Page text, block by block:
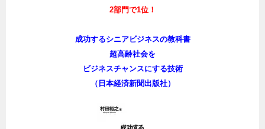
2部門で1位！
成功するシニアビジネスの教科書
超高齢社会を
ビジネスチャンスにする技術
（日本経済新聞出版社）